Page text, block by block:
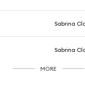
Sabrina
Sabrina
MORE